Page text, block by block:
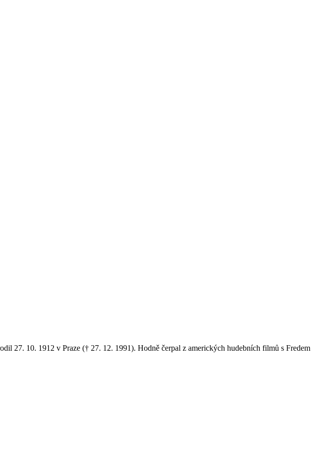
27. 10. 1912 v Praze († 27. 12. 1991). Hodně čerpal z amerických hudebních filmů s Fredem